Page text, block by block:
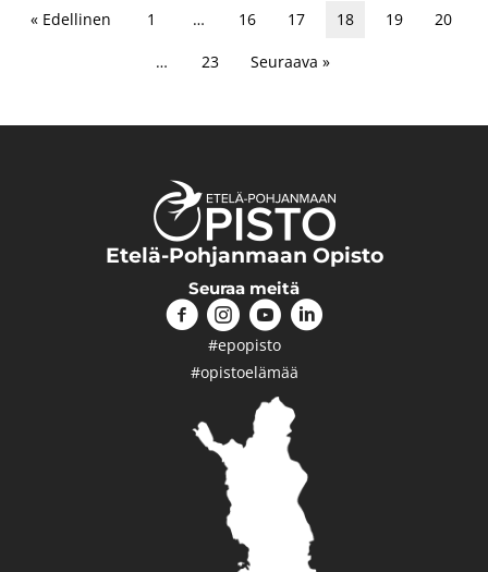
« Edellinen 1 … 16 17 18 19 20
… 23 Seuraava »
Etelä-Pohjanmaan Opisto
Seuraa meitä
#epopisto
#opistoelämää